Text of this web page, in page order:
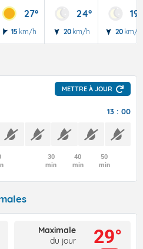
27°
15 km/h
24°
20 km/h
19°
20 km/h
METTRE À JOUR
13 : 00
30
min
40
min
50
min
Maximale
du jour
29°